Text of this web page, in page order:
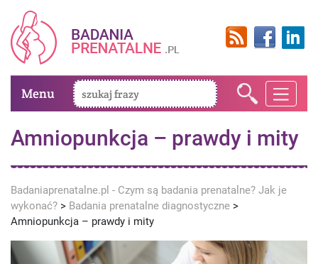
Menu
Amniopunkcja – prawdy i mity
Badaniaprenatalne.pl - Czym są badania prenatalne? Jak je
wykonać? > Badania prenatalne diagnostyczne >
Amniopunkcja – prawdy i mity